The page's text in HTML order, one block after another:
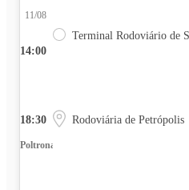
14:00
11/08
Terminal Rodoviário de
18:30 Rodoviária de Petrópolis
Poltrona